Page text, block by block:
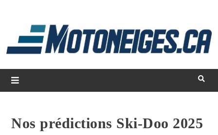
Magazine Motoneiges.ca
Nos prédictions Ski-Doo 2025